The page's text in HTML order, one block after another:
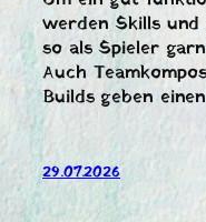
werden Skills
so als Spieler
Auch
Builds geben
29.07.2026